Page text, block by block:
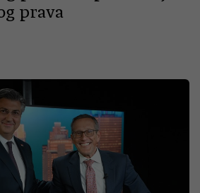
prava